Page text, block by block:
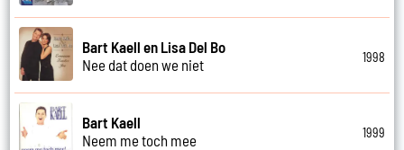
Bart Kaell en Lisa Del Bo
Nee dat doen we niet
1998
Bart Kaell
Neem me toch mee
1999